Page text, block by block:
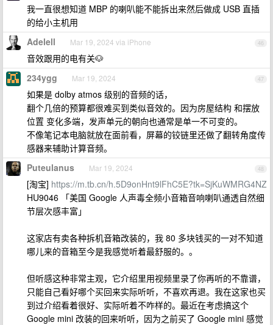
我一直很想知道 MBP 的喇叭能不能拆出来然后做成 USB 直插
的给小主机用
46
Adelell Mar 19, 2024 via iPhone
音效跟用的电有关🐶
47
234ygg Mar 19, 2024
如果是 dolby atmos 级别的音频的话，
翻个几倍的预算都很难买到类似音效的。因为房屋结构 和摆放
位置 变化多端，发声单元的朝向也通常是单一不可变的。
不像笔记本电脑就放在面前看，屏幕的铰链里还做了翻转角度传
感器来辅助计算音频。
48
Puteulanus Mar 19, 2024
[淘宝] https://m.tb.cn/h.5D9onHnt9lFhC5E?tk=SjKuWMRG4NZ
HU9046 「美国 Google 人声毒全频小音箱音响喇叭通透自然细
节层次感丰富」
这家店有卖各种拆机音箱改装的，我 80 多块钱买的一对不知道
哪儿来的音箱至今是我感觉听着最舒服的。。
但听感这种非常主观，它介绍里用视频里录了你再听的不靠谱，
只能自己看好哪个买回来实际听听，不喜欢再退。我在这家也买
到过介绍看着很好、实际听着不咋样的。最近在考虑搞这个
Google mini 改装的回来听听，因为之前买了 Google mini 感觉